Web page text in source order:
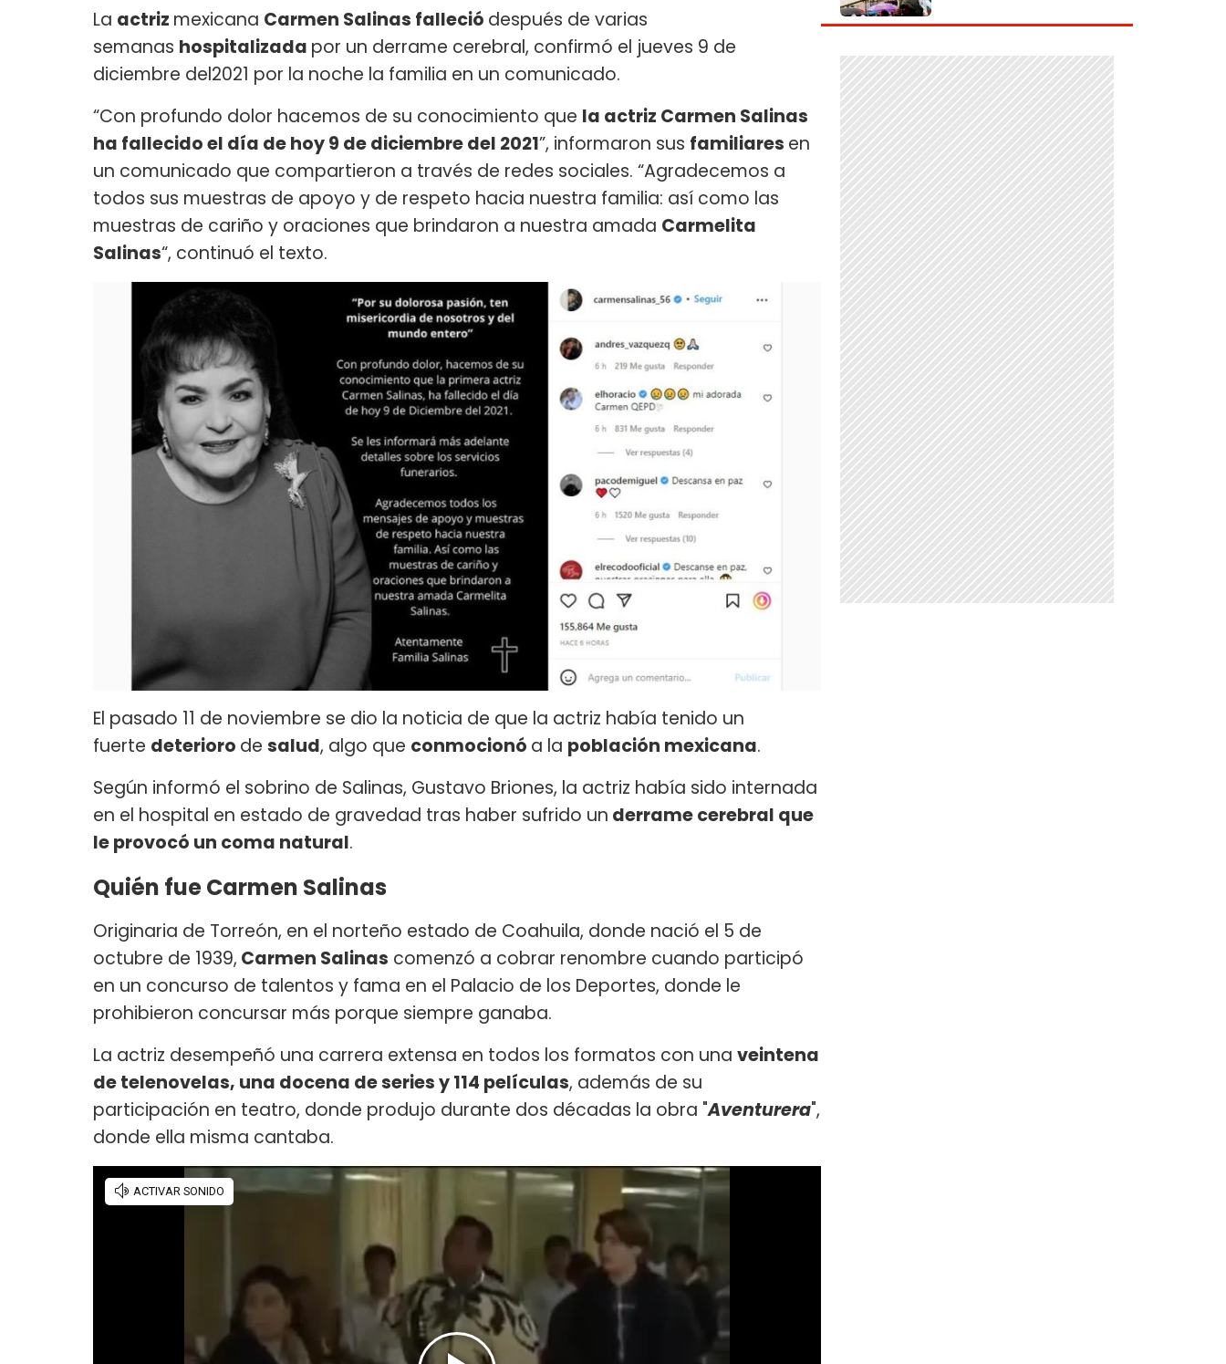
La actriz mexicana Carmen Salinas falleció después de varias
semanas hospitalizada por un derrame cerebral, confirmó el jueves 9 de
diciembre del2021 por la noche la familia en un comunicado.
“Con profundo dolor hacemos de su conocimiento que la actriz Carmen Salinas
ha fallecido el día de hoy 9 de diciembre del 2021”, informaron sus familiares en
un comunicado que compartieron a través de redes sociales. “Agradecemos a
todos sus muestras de apoyo y de respeto hacia nuestra familia: así como las
muestras de cariño y oraciones que brindaron a nuestra amada Carmelita
Salinas“, continuó el texto.
El pasado 11 de noviembre se dio la noticia de que la actriz había tenido un
fuerte deterioro de salud, algo que conmocionó a la población mexicana.
Según informó el sobrino de Salinas, Gustavo Briones, la actriz había sido internada
en el hospital en estado de gravedad tras haber sufrido un derrame cerebral que
le provocó un coma natural.
Quién fue Carmen Salinas
Originaria de Torreón, en el norteño estado de Coahuila, donde nació el 5 de
octubre de 1939, Carmen Salinas comenzó a cobrar renombre cuando participó
en un concurso de talentos y fama en el Palacio de los Deportes, donde le
prohibieron concursar más porque siempre ganaba.
La actriz desempeñó una carrera extensa en todos los formatos con una veintena
de telenovelas, una docena de series y 114 películas, además de su
participación en teatro, donde produjo durante dos décadas la obra "Aventurera",
donde ella misma cantaba.